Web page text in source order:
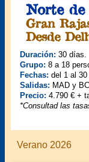
Norte
Gran
Desde
Duración: 30 días.
Grupo: 8 a 18
Fechas: del 1 al
Salidas: MAD y
Precio: 4.790 € +
*Consultad las
Verano 2026